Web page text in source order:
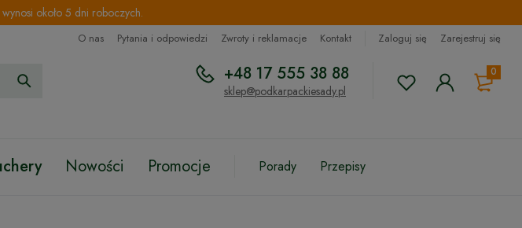
około 5 dni roboczych.
O nas Pytania i odpowiedzi Zwroty i reklamacje Kontakt Zaloguj się Zarejestruj się
0
+48 17 555 38 88
sklep@podkarpackiesady.pl
Nowości Promocje Porady Przepisy